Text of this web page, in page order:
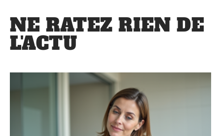
NE RATEZ RIEN DE
L'ACTU